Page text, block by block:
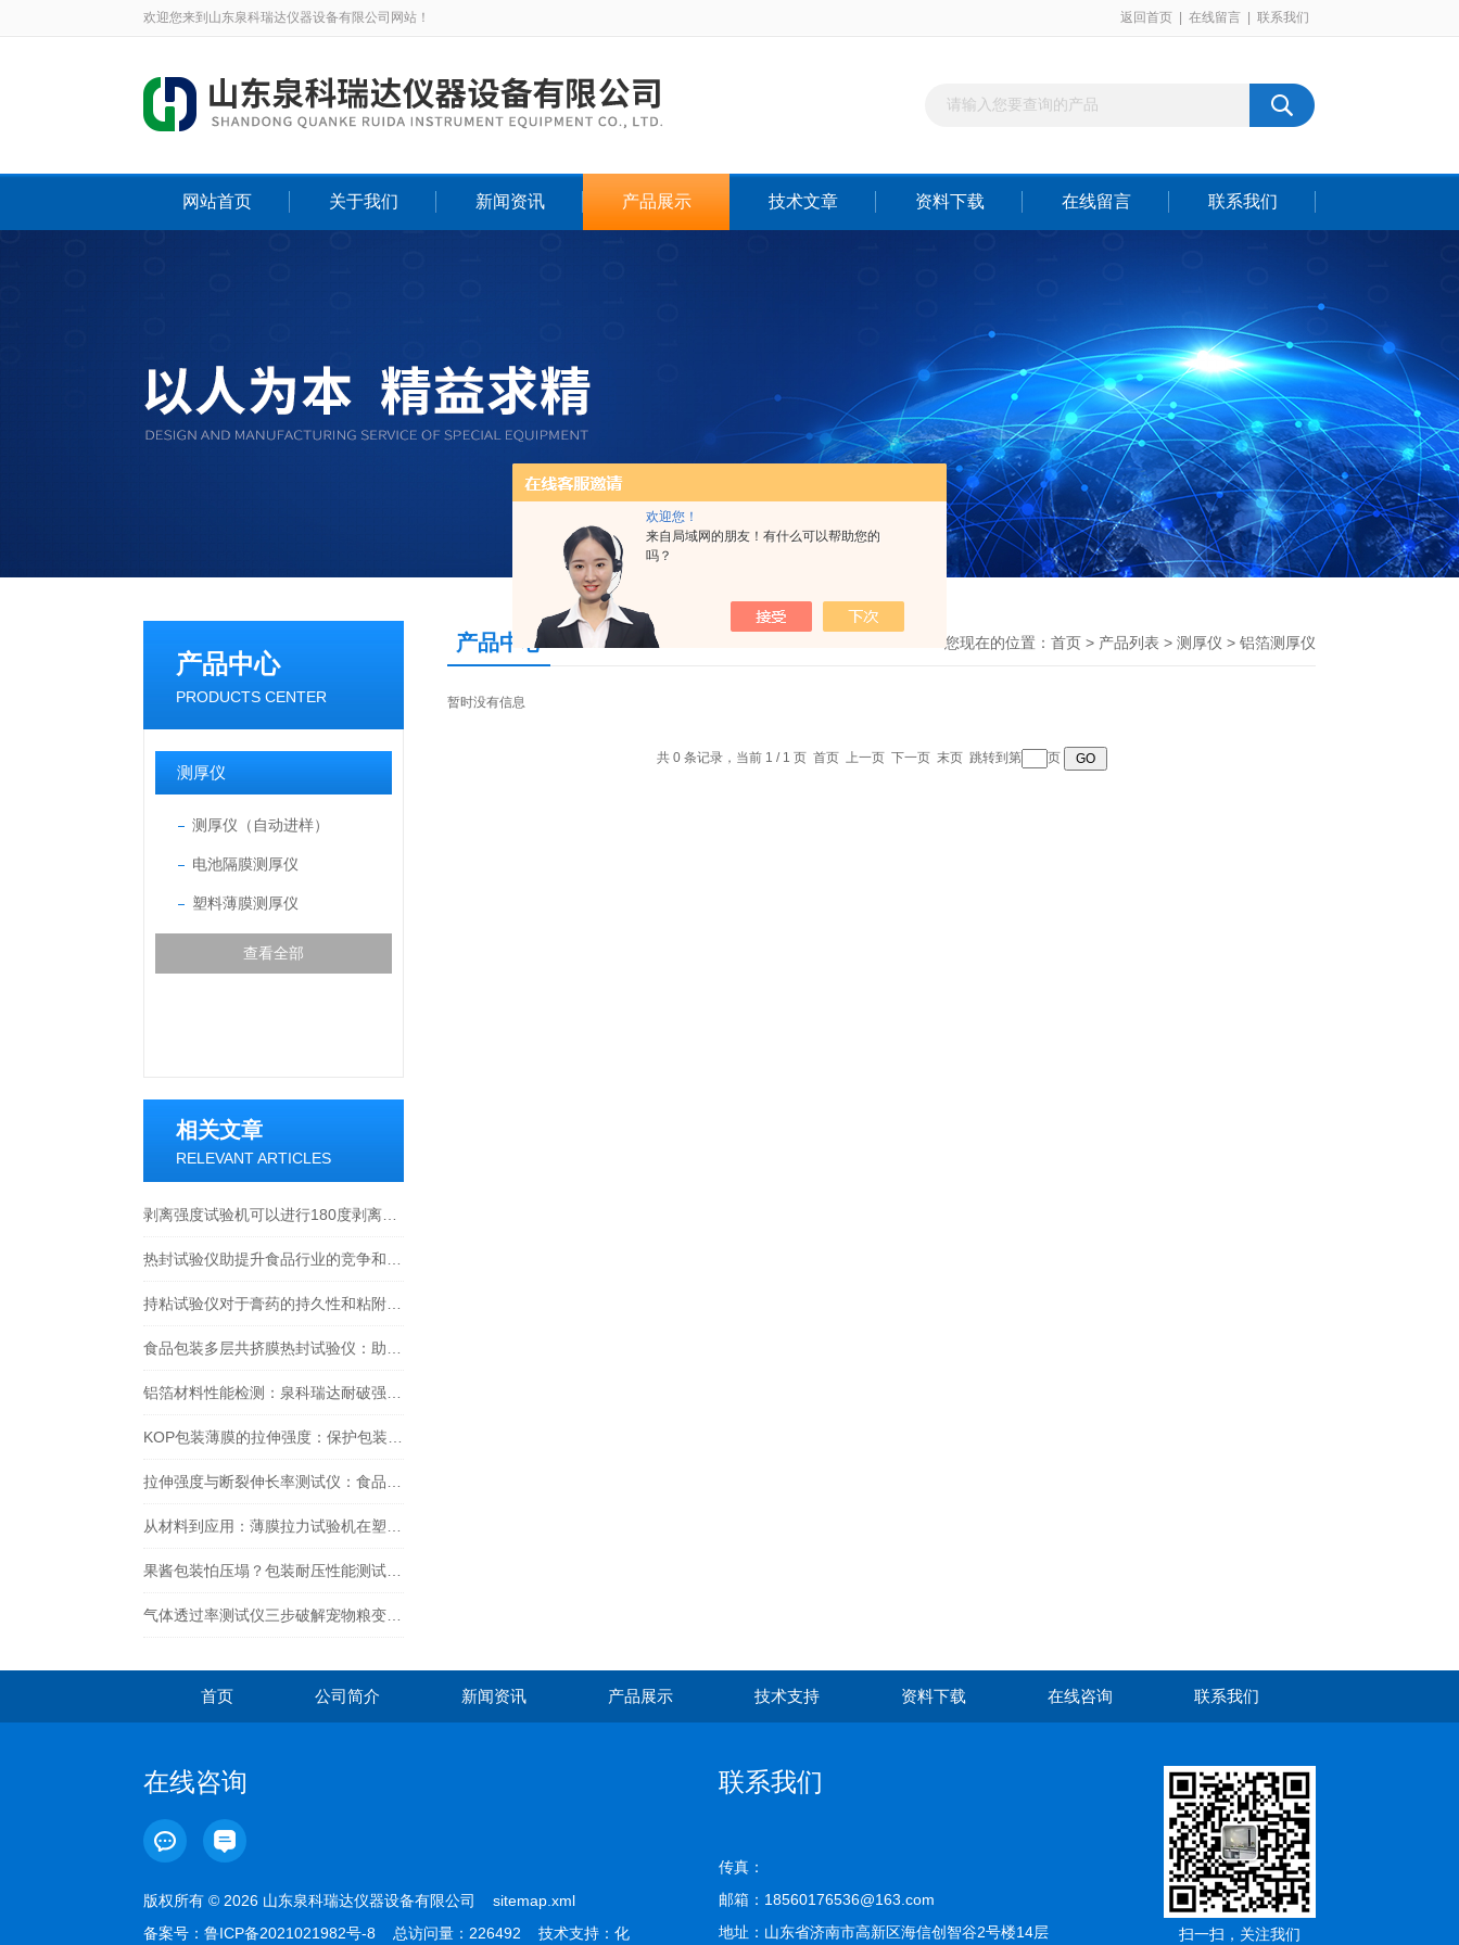
欢迎您！
来自局域网的朋友！有什么可以帮助您的
吗？
欢迎您来到山东泉科瑞达仪器设备有限公司网站！ 返回首页 在线留言 联系我们
网站首页 关于我们 新闻资讯 产品展示 技术文章 资料下载 在线留言 联系我们
产品中心
PRODUCTS CENTER
测厚仪
测厚仪（自动进样）
电池隔膜测厚仪
塑料薄膜测厚仪
查看全部
相关文章
RELEVANT ARTICLES
产品中心 您现在的位置： 首页 > 产品列表 > 测厚仪 > 铝箔测厚仪
暂时没有信息
共 0 条记录，当前 1 / 1 页 首页 上一页 下一页 末页 跳转到第 页
首页 公司简介 新闻资讯 产品展示 技术支持 资料下载 在线咨询 联系我们
在线咨询
版权所有 © 2026 山东泉科瑞达仪器设备有限公司 sitemap.xml
备案号： 鲁ICP备2021021982号-8 总访问量：226492 技术支持： 化
联系我们
传真：
邮箱：18560176536@163.com
地址：山东省济南市高新区海信创智谷2号楼14层
扫一扫，关注我们